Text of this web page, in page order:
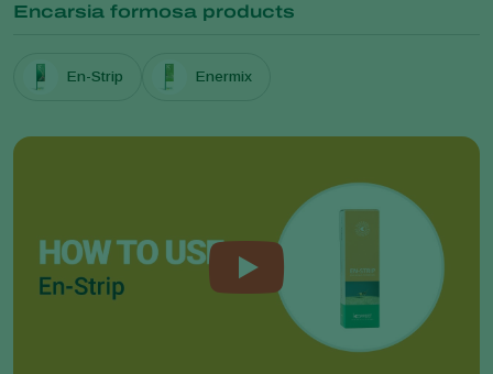
Encarsia formosa products
En-Strip Enermix